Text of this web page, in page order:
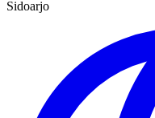
Sidoarjo